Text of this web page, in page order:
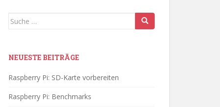
Suche
NEUESTE BEITRÄGE
Raspberry Pi: SD-Karte vorbereiten
Raspberry Pi: Benchmarks